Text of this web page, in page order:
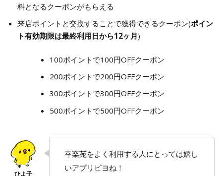
料となるクーポンがもらえる
来店ポイントと交換することで獲得できるクーポン(ポイン
ト有効期限は最終利用日から12ヶ月)
100ポイントで100円OFFクーポン
200ポイントで200円OFFクーポン
300ポイントで300円OFFクーポン
500ポイントで500円OFFクーポン
幸楽苑をよく利用する人にとっては嬉し
いアプリピヨね！